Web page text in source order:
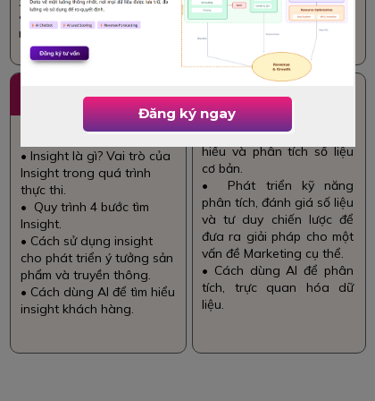
Understanding &
Insight
development
• Insight là gì? Vai trò của
Insight trong quá trình
thực thi.
• Quy trình 4 bước tìm
Insight.
• Cách sử dụng insight
cho phát triển ý tưởng sản
phẩm và truyền thông.
• Cách dùng AI để tìm hiểu
insight khách hàng.
• Cách dùng AI để
nghiên cứu thị trường .
Practice 1: Data-
driven Marketing
• Các phương pháp đọc,
hiểu và phân tích số liệu
cơ bản.
• Phát triển kỹ năng
phân tích, đánh giá số liệu
và tư duy chiến lược để
đưa ra giải pháp cho một
vấn đề Marketing cụ thể.
• Cách dùng AI để phân
tích, trực quan hóa dữ
liệu.
4
Đăng ký ngay